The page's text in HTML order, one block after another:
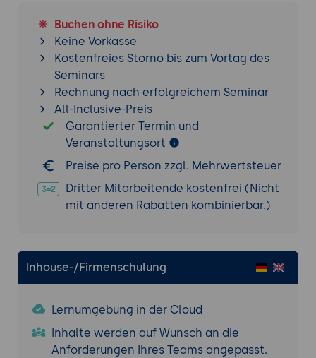
Buchen ohne Risiko
Keine Vorkasse
Kostenfreies Storno bis zum Vortag des
Seminars
Rechnung nach erfolgreichem Seminar
All-Inclusive-Preis
Garantierter Termin und
Veranstaltungsort
Preise pro Person zzgl. Mehrwertsteuer
Dritter Mitarbeitende kostenfrei (Nicht
mit anderen Rabatten kombinierbar.)
Inhouse-/Firmenschulung
Lernumgebung in der Cloud
Inhalte werden auf Wunsch an die
Anforderungen Ihres Teams angepasst.